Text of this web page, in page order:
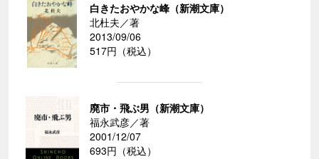
白きたおやかな峰（新潮文庫）
北杜夫／著
2013/09/06
517円（税込）
廃市・飛ぶ男（新潮文庫）
福永武彦／著
2001/12/07
693円（税込）